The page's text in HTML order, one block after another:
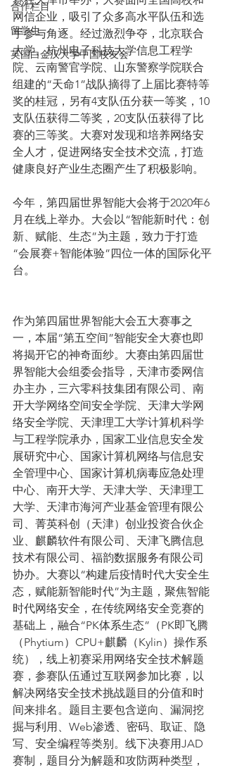
合作栏目
留学生
英国白金汉大学中国校友会
网信企业，吸引了众多高水平队伍和选
手参与角逐。经过激烈争夺，北京联合
大学、杭州电子科技大学信息工程学
院、云南警官学院、山东警察学院联合
组建的“天命1”战队摘得了上届比赛特等
奖的桂冠，另有4支队伍分获一等奖，10
支队伍获得二等奖，20支队伍获得了比
赛的三等奖。大赛对发现和培养网络安
全人才，促进网络安全技术交流，打造
健康良好产业生态圈产生了积极影响。
今年，第四届世界智能大会将于2020年6
月在线上举办。大会以“智能新时代：创
新、赋能、生态”为主题，致力于打造
“会展赛+智能体验”四位一体的国际化平
台。
作为第四届世界智能大会五大赛事之
一，本届“第五空间”智能安全大赛也即
将揭开它的神奇面纱。大赛由第四届世
界智能大会组委会指导，天津市委网信
办主办，三六零科技集团有限公司、南
开大学网络空间安全学院、天津大学网
络安全学院、天津理工大学计算机科学
与工程学院承办，国家工业信息安全发
展研究中心、国家计算机网络与信息安
全管理中心、国家计算机病毒应急处理
中心、南开大学、天津大学、天津理工
大学、天津市海河产业基金管理有限公
司、菁英科创（天津）创业投资合伙企
业、麒麟软件有限公司、天津飞腾信息
技术有限公司、福韵数据服务有限公司
协办。大赛以“构建后疫情时代大安全生
态，赋能新智能时代”为主题，聚焦智能
时代网络安全，在传统网络安全竞赛的
基础上，融合“PK体系生态”（PK即飞腾
（Phytium）CPU+麒麟（Kylin）操作系
统），线上初赛采用网络安全技术解题
赛，参赛队伍通过互联网参加比赛，以
解决网络安全技术挑战题目的分值和时
间来排名。题目主要包含逆向、漏洞挖
掘与利用、Web渗透、密码、取证、隐
写、安全编程等类别。线下决赛用JAD
赛制，题目分为解题和攻防两种类型，